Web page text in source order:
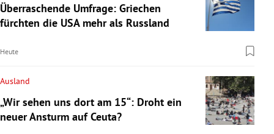
Überraschende Umfrage: Griechen
fürchten die USA mehr als Russland
Heute
Ausland
„Wir sehen uns dort am 15“: Droht ein
neuer Ansturm auf Ceuta?